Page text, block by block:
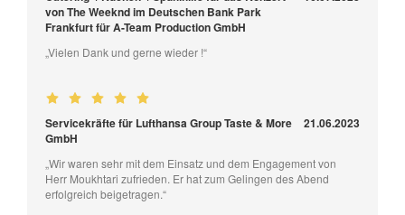
von The Weeknd im Deutschen Bank Park
Frankfurt für A-Team Production GmbH
„Vielen Dank und gerne wieder !“
Servicekräfte für Lufthansa Group Taste & More
GmbH
21.06.2023
„Wir waren sehr mit dem Einsatz und dem Engagement von
Herr Moukhtari zufrieden. Er hat zum Gelingen des Abend
erfolgreich beigetragen.“